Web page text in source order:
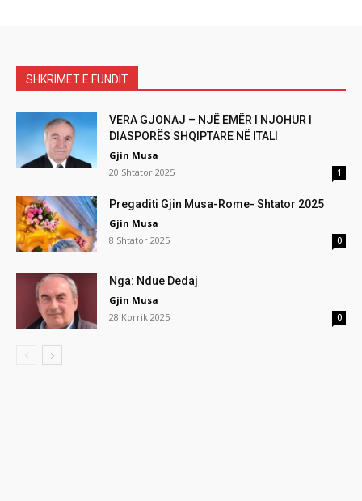
SHKRIMET E FUNDIT
VERA GJONAJ – NJË EMËR I NJOHUR I
DIASPORËS SHQIPTARE NË ITALI
Gjin Musa
20 Shtator 2025
1
Pregaditi Gjin Musa-Rome- Shtator 2025
Gjin Musa
8 Shtator 2025
0
Nga: Ndue Dedaj
Gjin Musa
28 Korrik 2025
0